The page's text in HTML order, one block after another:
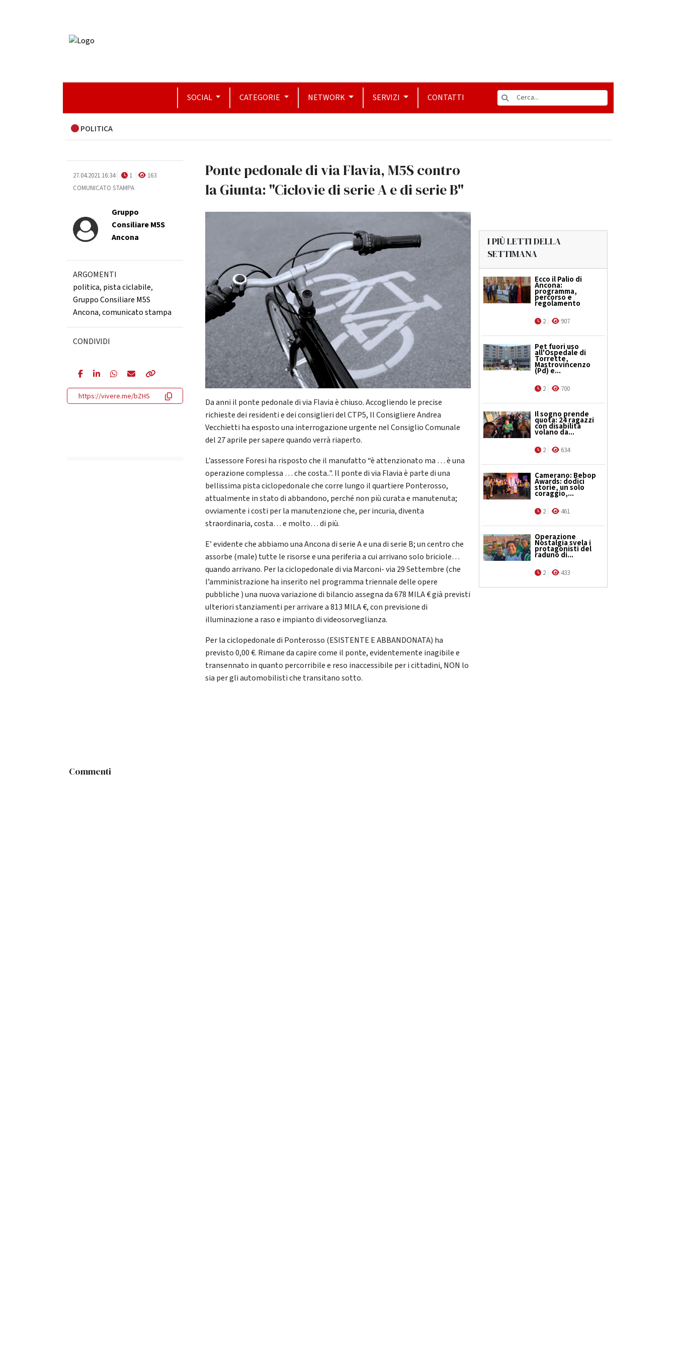
SOCIAL CATEGORIE NETWORK SERVIZI CONTATTI
POLITICA
27.04.2021 16:34 1
163
COMUNICATO STAMPA
Gruppo
Consiliare M5S
Ancona
ARGOMENTI
politica, pista ciclabile,
Gruppo Consiliare M5S
Ancona,comunicato stampa
CONDIVIDI
https://vivere.me/bZHS
Ponte pedonale di via Flavia, M5S contro
la Giunta: "Ciclovie di serie A e di serie B"
Da anni il ponte pedonale di via Flavia è chiuso. Accogliendo le precise
richieste dei residenti e dei consiglieri del CTP5, Il Consigliere Andrea
Vecchietti ha esposto una interrogazione urgente nel Consiglio Comunale
del 27 aprile per sapere quando verrà riaperto.
L’assessore Foresi ha risposto che il manufatto “è attenzionato ma … è una
operazione complessa … che costa..". Il ponte di via Flavia è parte di una
bellissima pista ciclopedonale che corre lungo il quartiere Ponterosso,
attualmente in stato di abbandono, perché non più curata e manutenuta;
ovviamente i costi per la manutenzione che, per incuria, diventa
straordinaria, costa… e molto… di più.
E’ evidente che abbiamo una Ancona di serie A e una di serie B; un centro che
assorbe (male) tutte le risorse e una periferia a cui arrivano solo briciole…
quando arrivano. Per la ciclopedonale di via Marconi- via 29 Settembre (che
l’amministrazione ha inserito nel programma triennale delle opere
pubbliche ) una nuova variazione di bilancio assegna da 678 MILA € già previsti
ulteriori stanziamenti per arrivare a 813 MILA €, con previsione di
illuminazione a raso e impianto di videosorveglianza.
Per la ciclopedonale di Ponterosso (ESISTENTE E ABBANDONATA) ha
previsto 0,00 €. Rimane da capire come il ponte, evidentemente inagibile e
transennato in quanto percorribile e reso inaccessibile per i cittadini, NON lo
sia per gli automobilisti che transitano sotto.
I PIÙ LETTI DELLA
SETTIMANA
Ecco il Palio di
Ancona:
programma,
percorso e
regolamento
2 907
Pet fuori uso
all'Ospedale di
Torrette,
Mastrovincenzo
(Pd) e...
2 700
Il sogno prende
quota: 24 ragazzi
con disabilità
volano da...
2 634
Camerano: Bebop
Awards: dodici
storie, un solo
coraggio,...
2 461
Operazione
Nostalgia svela i
protagonisti del
raduno di...
2 433
Commenti